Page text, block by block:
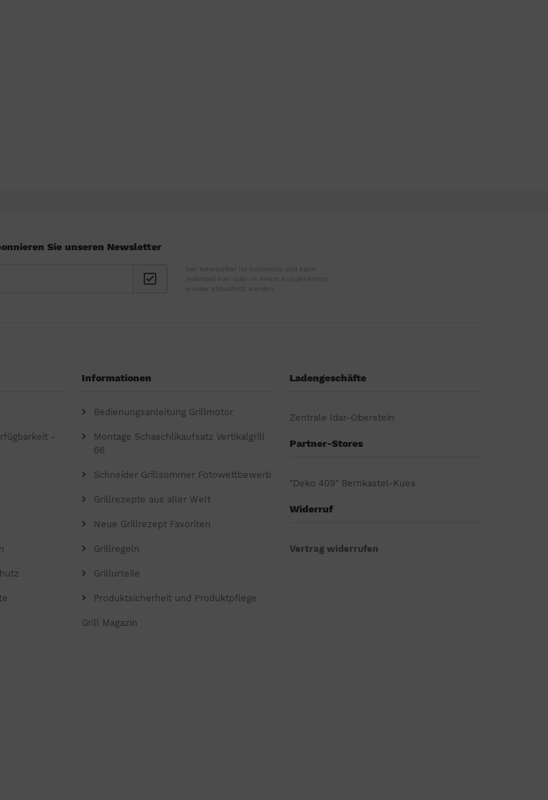
Sie unseren Newsletter
Der Newsletter ist kostenlos und kann
jederzeit hier oder in Ihrem Kundenkonto
wieder abbestellt werden.
-
Informationen
Bedienungsanleitung Grillmotor
Montage Schaschlikaufsatz Vertikalgrill
66
Schneider Grillsommer Fotowettbewerb
Grillrezepte aus aller Welt
Neue Grillrezept Favoriten
Grillregeln
Grillurteile
Produktsicherheit und Produktpflege
Grill Magazin
Ladengeschäfte
Zentrale Idar-Oberstein
Partner-Stores
"Deko 409" Bernkastel-Kues
Widerruf
Vertrag widerrufen